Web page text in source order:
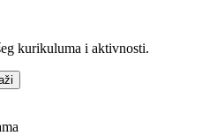
kurikuluma i aktivnosti.